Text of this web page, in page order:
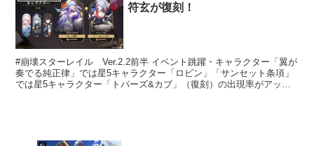
符玄が復刻！
#崩壊スターレイル Ver.2.2前半 イベント跳躍・キャラクター「翼が
奏でる純正律」では星5キャラクター「ロビン」「サンセット条項」
では星5キャラクター「トパーズ&カブ」（復刻）の出現率がアップ